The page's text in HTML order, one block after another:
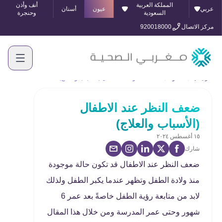
عربي
المملكة العربية
السعودية
عيون أسنان
أنف وأذن
وحنجرة
مركز الاتصال
920018000
ضعف النظر عند الاطفال
(الأسباب والعلاج)
١٥ أغسطس ٢٠٢٤
شارك
ضعف النظر عند الاطفال قد تكون حالة موجودة
منذ ولادة الطفل وتظهر عندما يكبر الطفل ولذلك
لابد من متابعة رؤية الطفل خاصةً بعد عمر 6
شهور وحتى عمر المدرسة ومن خلال هذا المقال